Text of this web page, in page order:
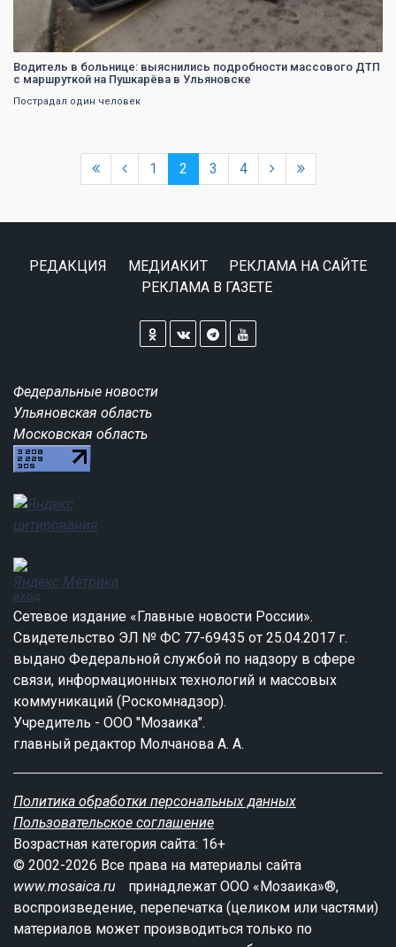
Водитель в больнице: выяснились подробности массового ДТП
с маршруткой на Пушкарёва в Ульяновске
Пострадал один человек
1 2 3 4
РЕДАКЦИЯ МЕДИАКИТ
РЕКЛАМА НА САЙТЕ
РЕКЛАМА В ГАЗЕТЕ
Федеральные новости
Ульяновская область
Московская область
вход
Сетевое издание «Главные новости России».
Свидетельство ЭЛ № ФС 77-69435 от 25.04.2017 г.
выдано Федеральной службой по надзору в сфере
связи, информационных технологий и массовых
коммуникаций (Роскомнадзор).
Учредитель - ООО "Мозаика".
главный редактор Молчанова А. А.
Политика обработки персональных данных
Пользовательское соглашение
Возрастная категория сайта: 16+
© 2002-2026 Все права на материалы сайта
www.mosaica.ru
принадлежат ООО «Мозаика»®,
воспроизведение, перепечатка (целиком или частями)
материалов может производиться только по